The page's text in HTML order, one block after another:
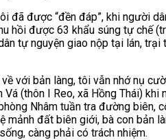
đã được “đền đáp”, khi người
hồi được 63 khẩu súng tự chế
tự nguyện giao nộp tại lán, trại
với bản làng, tôi vẫn nhớ nụ
(thôn I Reo, xã Hồng Thái) khi
Nhâm tuần tra đường biên,
mảnh đất biên giới, bà con bản
càng phải có trách nhiệm.